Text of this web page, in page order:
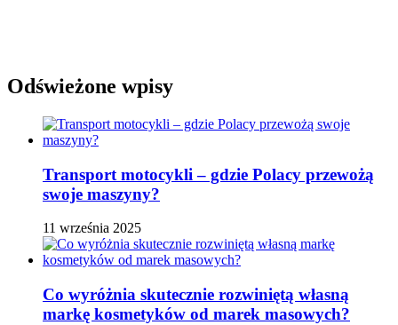
Odświeżone wpisy
Transport motocykli – gdzie Polacy przewożą
swoje maszyny?
11 września 2025
Co wyróżnia skutecznie rozwiniętą własną
markę kosmetyków od marek masowych?